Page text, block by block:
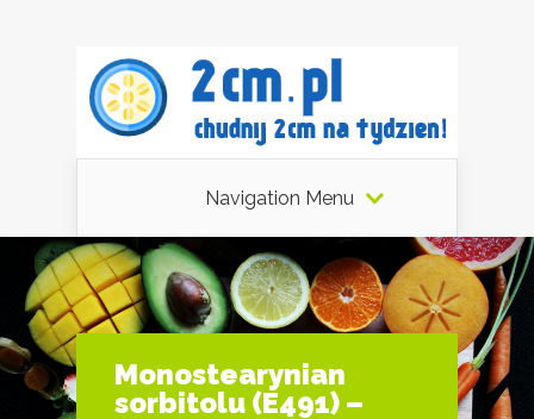
Navigation Menu
Monostearynian
sorbitolu (E491) –